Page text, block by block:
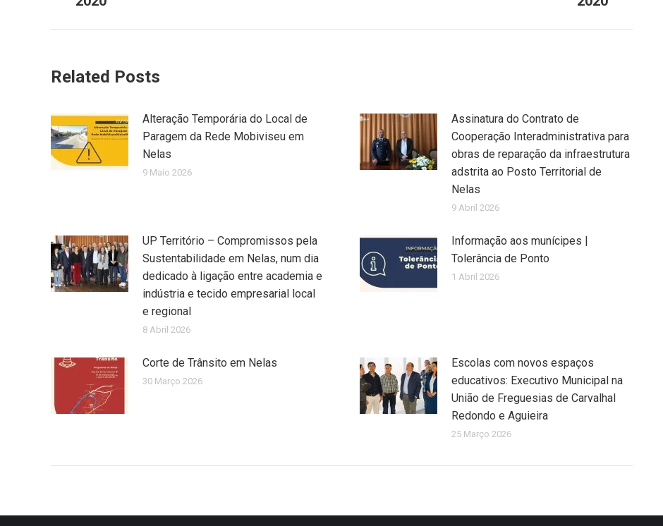
Related Posts
Alteração Temporária do Local de
Paragem da Rede Mobiviseu em
Nelas
9 Maio 2026
Assinatura do Contrato de
Cooperação Interadministrativa para
obras de reparação da infraestrutura
adstrita ao Posto Territorial de
Nelas
9 Abril 2026
UP Território – Compromissos pela
Sustentabilidade em Nelas, num dia
dedicado à ligação entre academia e
indústria e tecido empresarial local
e regional
8 Abril 2026
Informação aos munícipes |
Tolerância de Ponto
1 Abril 2026
Corte de Trânsito em Nelas
30 Março 2026
Escolas com novos espaços
educativos: Executivo Municipal na
União de Freguesias de Carvalhal
Redondo e Aguieira
25 Março 2026